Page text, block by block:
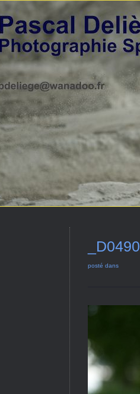
posté dans